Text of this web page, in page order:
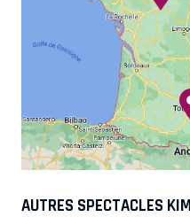
AUTRES SPECTACLES